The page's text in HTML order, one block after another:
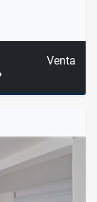
Venta